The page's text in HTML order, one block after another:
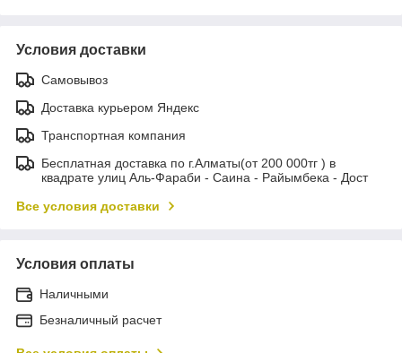
Условия доставки
Самовывоз
Доставка курьером Яндекс
Транспортная компания
Бесплатная доставка по г.Алматы(от 200 000тг ) в
квадрате улиц Аль-Фараби - Саина - Райымбека - Дост
Все условия доставки
Условия оплаты
Наличными
Безналичный расчет